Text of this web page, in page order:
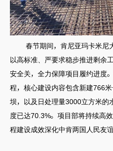
春节期间，肯尼亚玛卡米尼大
以高标准、严要求稳步推进剩余
安全关，全力保障项目履约进度
程，核心建设内容包含新建766
坝，以及日处理量3000立方米的
度已达70.3%。项目部将持续高
程建设成效深化中肯两国人民友谊